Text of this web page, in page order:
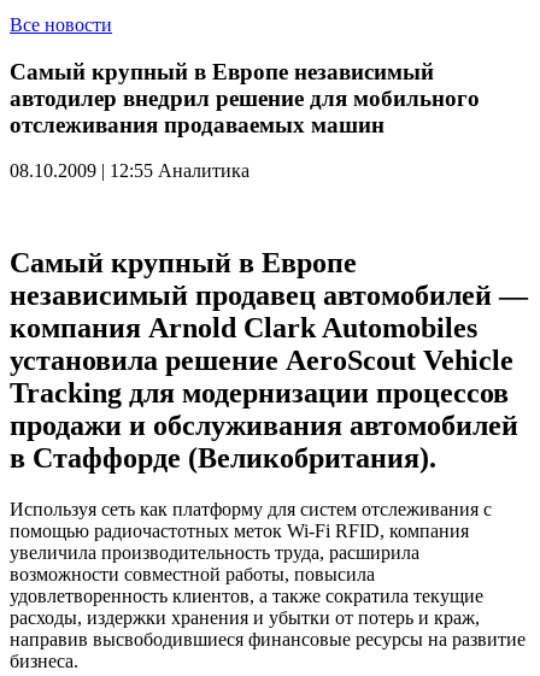
Все новости
Самый крупный в Европе независимый
автодилер внедрил решение для мобильного
отслеживания продаваемых машин
08.10.2009 | 12:55 Аналитика
Самый крупный в Европе
независимый продавец автомобилей —
компания Arnold Clark Automobiles
установила решение AeroScout Vehicle
Tracking для модернизации процессов
продажи и обслуживания автомобилей
в Стаффорде (Великобритания).
Используя сеть как платформу для систем отслеживания с
помощью радиочастотных меток Wi-Fi RFID, компания
увеличила производительность труда, расширила
возможности совместной работы, повысила
удовлетворенность клиентов, а также сократила текущие
расходы, издержки хранения и убытки от потерь и краж,
направив высвободившиеся финансовые ресурсы на развитие
бизнеса.